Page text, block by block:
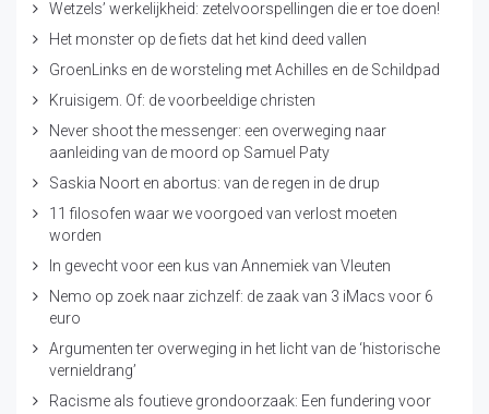
Wetzels’ werkelijkheid: zetelvoorspellingen die er toe doen!
Het monster op de fiets dat het kind deed vallen
GroenLinks en de worsteling met Achilles en de Schildpad
Kruisigem. Of: de voorbeeldige christen
Never shoot the messenger: een overweging naar
aanleiding van de moord op Samuel Paty
Saskia Noort en abortus: van de regen in de drup
11 filosofen waar we voorgoed van verlost moeten
worden
In gevecht voor een kus van Annemiek van Vleuten
Nemo op zoek naar zichzelf: de zaak van 3 iMacs voor 6
euro
Argumenten ter overweging in het licht van de ‘historische
vernieldrang’
Racisme als foutieve grondoorzaak: Een fundering voor